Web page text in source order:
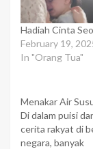
Hadiah Cinta
February 19,
In "Orang Tua"
Menakar Air
Di dalam puisi
cerita rakyat di
negara, banyak